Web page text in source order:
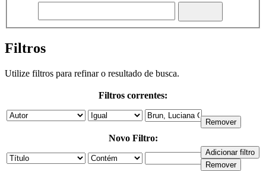
Filtros
Utilize filtros para refinar o resultado de busca.
Filtros correntes:
Novo Filtro: